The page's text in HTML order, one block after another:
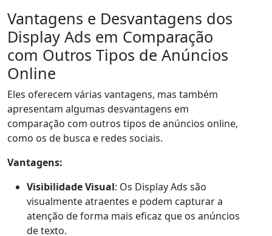
Vantagens e Desvantagens dos
Display Ads em Comparação
com Outros Tipos de Anúncios
Online
Eles oferecem várias vantagens, mas também
apresentam algumas desvantagens em
comparação com outros tipos de anúncios online,
como os de busca e redes sociais.
Vantagens:
Visibilidade Visual: Os Display Ads são
visualmente atraentes e podem capturar a
atenção de forma mais eficaz que os anúncios
de texto.